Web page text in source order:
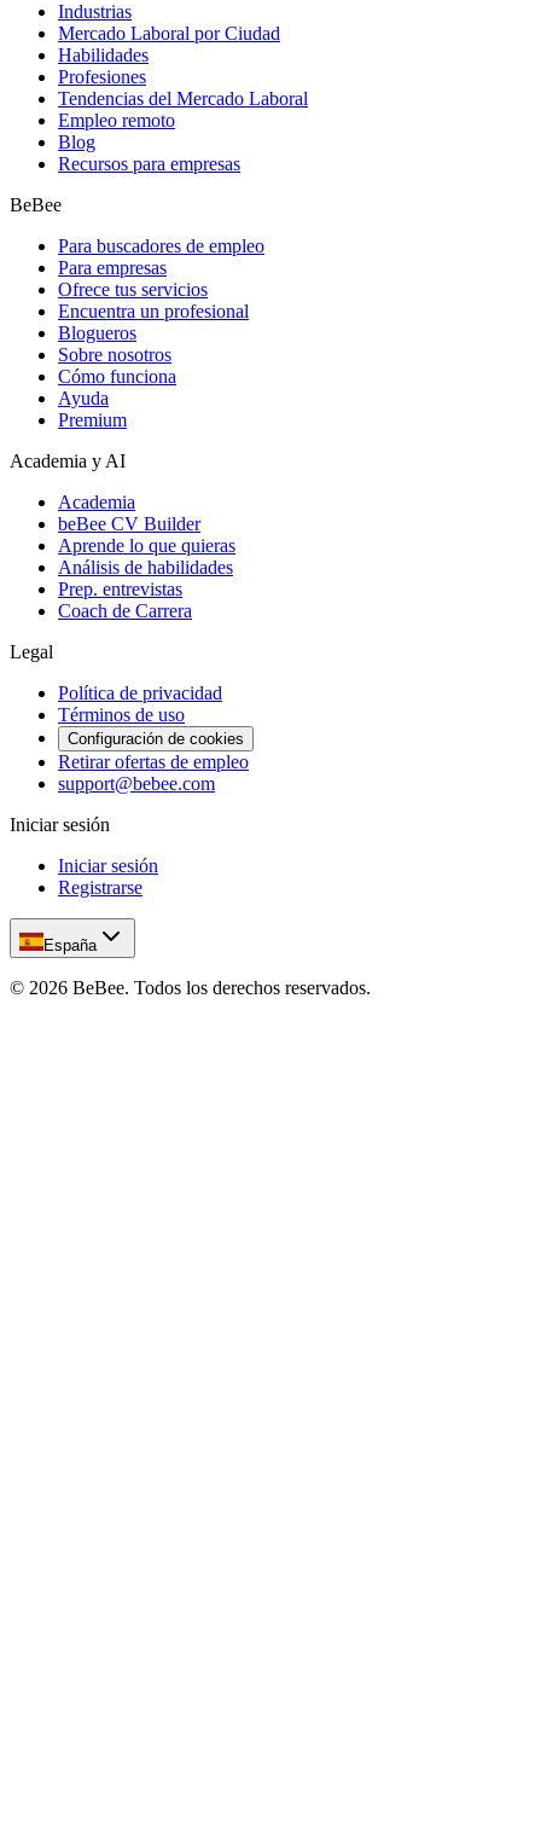
Industrias
Mercado Laboral por Ciudad
Habilidades
Profesiones
Tendencias del Mercado Laboral
Empleo remoto
Blog
Recursos para empresas
BeBee
Para buscadores de empleo
Para empresas
Ofrece tus servicios
Encuentra un profesional
Blogueros
Sobre nosotros
Cómo funciona
Ayuda
Premium
Academia y AI
Academia
beBee CV Builder
Aprende lo que quieras
Análisis de habilidades
Prep. entrevistas
Coach de Carrera
Legal
Política de privacidad
Términos de uso
Configuración de cookies
Retirar ofertas de empleo
support@bebee.com
Iniciar sesión
Iniciar sesión
Registrarse
España
© 2026 BeBee. Todos los derechos reservados.